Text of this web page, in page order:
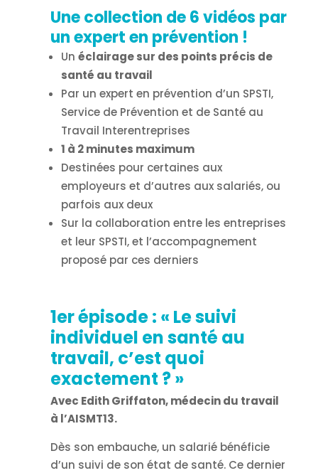
Une collection de 6 vidéos par
un expert en prévention !
Un éclairage sur des points précis de
santé au travail
Par un expert en prévention d’un SPSTI,
Service de Prévention et de Santé au
Travail Interentreprises
1 à 2 minutes maximum
Destinées pour certaines aux
employeurs et d’autres aux salariés, ou
parfois aux deux
Sur la collaboration entre les entreprises
et leur SPSTI, et l’accompagnement
proposé par ces derniers
1er épisode : « Le suivi
individuel en santé au
travail, c’est quoi
exactement ? »
Avec Edith Griffaton, médecin du travail
à l’AISMT13.
Dès son embauche, un salarié bénéficie
d’un suivi de son état de santé. Ce dernier